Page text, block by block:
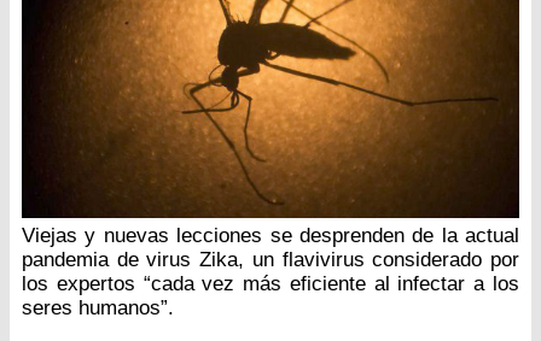
Viejas y nuevas lecciones se desprenden de la actual
pandemia de virus Zika, un flavivirus considerado por
los expertos “cada vez más eficiente al infectar a los
seres humanos”.